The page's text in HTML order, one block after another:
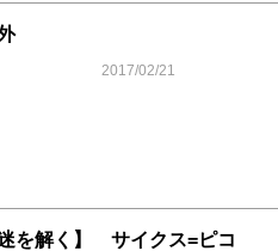
2017/02/21
迷を解く】 サイクス=ピコ